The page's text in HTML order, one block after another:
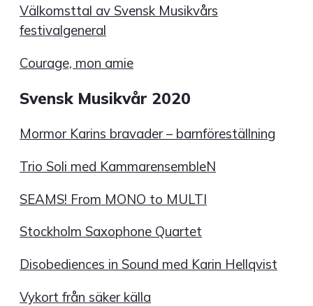
Välkomsttal av Svensk Musikvårs
festivalgeneral
Courage, mon amie
Svensk Musikvår 2020
Mormor Karins bravader – barnföreställning
Trio Soli med KammarensembleN
SEAMS! From MONO to MULTI
Stockholm Saxophone Quartet
Disobediences in Sound med Karin Hellqvist
Vykort från säker källa